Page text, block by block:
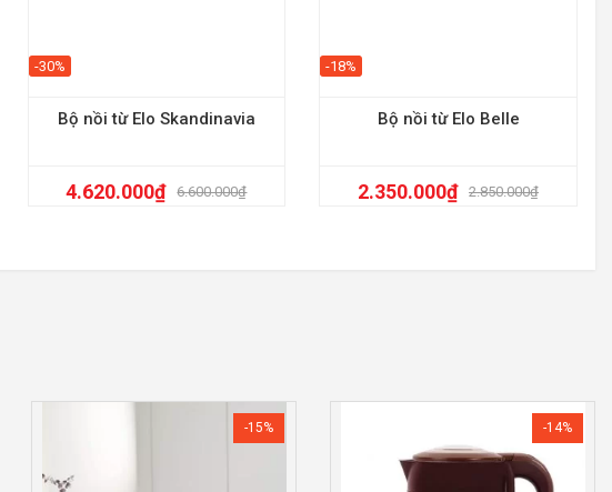
-30%
Bộ nồi từ Elo Skandinavia
6.600.000₫
4.620.000₫
-18%
Bộ nồi từ Elo Belle
2.850.000₫
2.350.000₫
-15% -14%